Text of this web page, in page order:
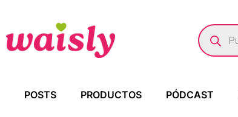
POSTS PRODUCTOS PÓDCAST